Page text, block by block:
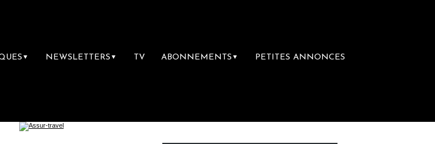
▼ NEWSLETTERS ▼ TV ABONNEMENTS ▼ PETITES ANNONCES